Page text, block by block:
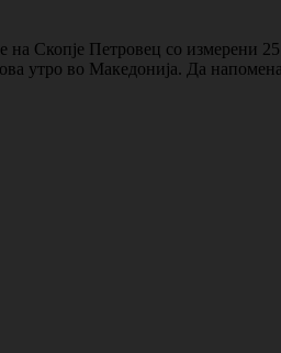
на Скопје Петровец со измерени
утро во Македонија. Да